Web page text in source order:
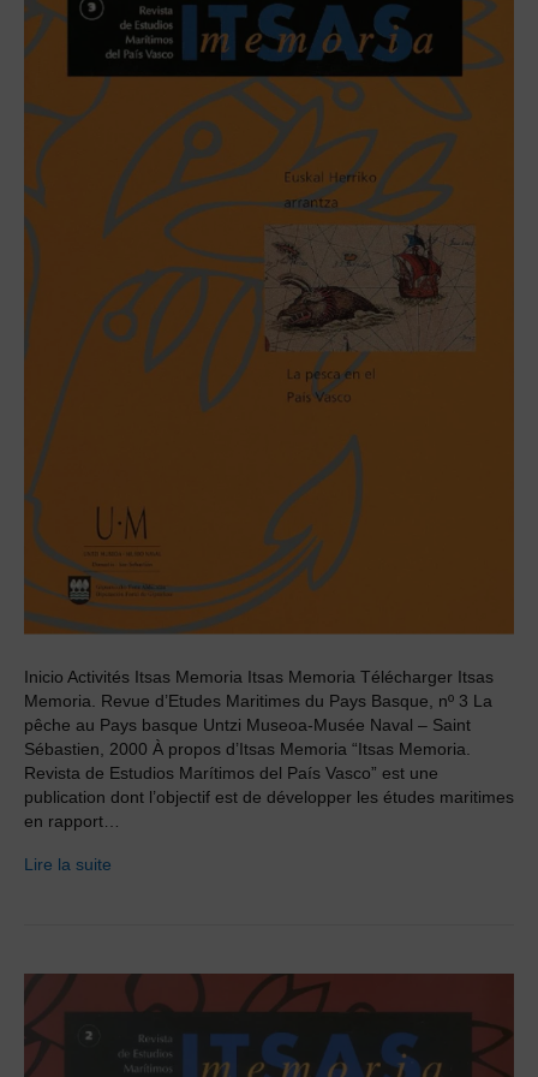
Inicio Activités Itsas Memoria Itsas Memoria Télécharger Itsas
Memoria. Revue d’Etudes Maritimes du Pays Basque, nº 3 La
pêche au Pays basque Untzi Museoa-Musée Naval – Saint
Sébastien, 2000 À propos d’Itsas Memoria “Itsas Memoria.
Revista de Estudios Marítimos del País Vasco” est une
publication dont l’objectif est de développer les études maritimes
en rapport…
Lire la suite